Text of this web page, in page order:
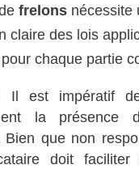
frelons nécessite
claire des lois
chaque partie
Il est impératif
la présence
Bien que non
doit faciliter